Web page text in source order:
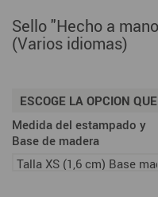
Sello "Hecho a
(Varios idiomas)
ESCOGE LA OPCION
Medida del estampado y
Base de madera